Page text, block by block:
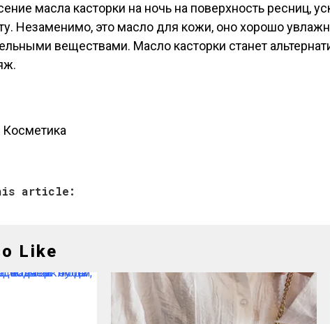
масла касторки на ночь на поверхность ресниц,
Незаменимо, это масло для кожи, оно хорошо
веществами. Масло касторки станет
Косметика
article:
Like